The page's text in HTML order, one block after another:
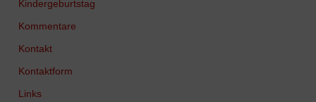
Kindergeburtstag
Kommentare
Kontakt
Kontaktform
Links